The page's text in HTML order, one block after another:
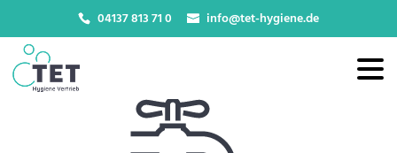
04137 813 71 0 info@tet-hygiene.de